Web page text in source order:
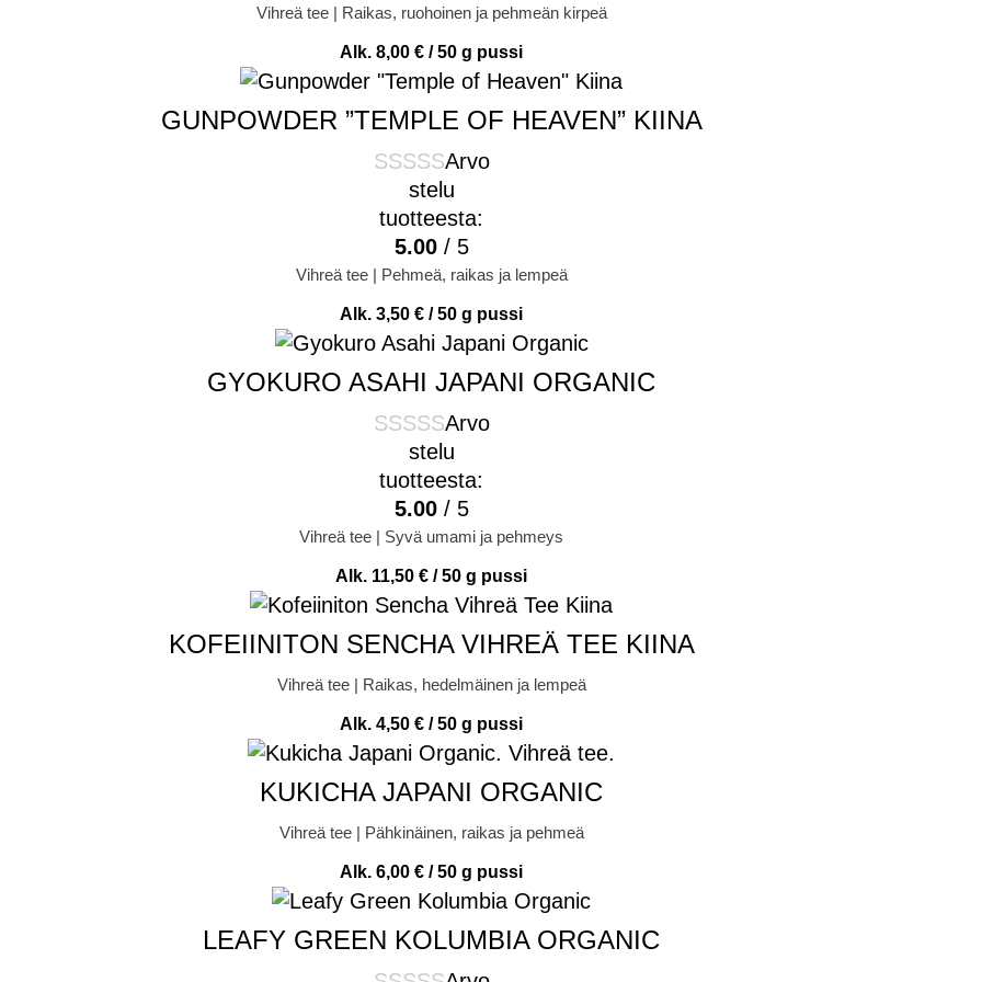
Vihreä tee | Raikas, ruohoinen ja pehmeän kirpeä
Alk. 8,00 € / 50 g pussi
GUNPOWDER ”TEMPLE OF HEAVEN” KIINA
Arvo
stelu
tuotteesta:
5.00/ 5
Vihreä tee | Pehmeä, raikas ja lempeä
Alk. 3,50 € / 50 g pussi
GYOKURO ASAHI JAPANI ORGANIC
Arvo
stelu
tuotteesta:
5.00/ 5
Vihreä tee | Syvä umami ja pehmeys
Alk. 11,50 € / 50 g pussi
KOFEIINITON SENCHA VIHREÄ TEE KIINA
Vihreä tee | Raikas, hedelmäinen ja lempeä
Alk. 4,50 € / 50 g pussi
KUKICHA JAPANI ORGANIC
Vihreä tee | Pähkinäinen, raikas ja pehmeä
Alk. 6,00 € / 50 g pussi
LEAFY GREEN KOLUMBIA ORGANIC